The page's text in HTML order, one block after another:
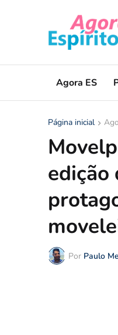
Agora ES
Página inicial
edição
Por Paulo